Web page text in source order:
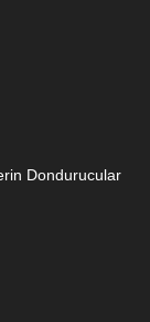
Dondurucular